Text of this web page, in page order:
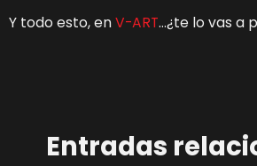
Y todo esto, enV-ART…¿te lo vas a
Entradas